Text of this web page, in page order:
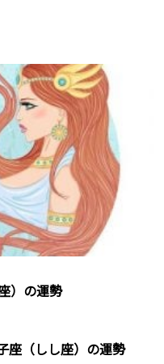
）の運勢
座（しし座）の運勢